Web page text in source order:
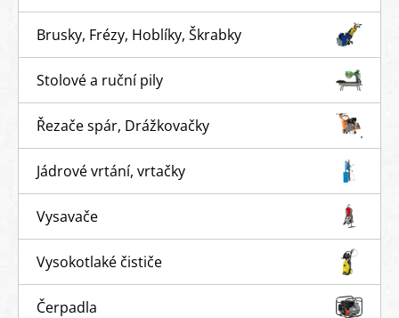
Brusky, Frézy, Hoblíky, Škrabky
Stolové a ruční pily
Řezače spár, Drážkovačky
Jádrové vrtání, vrtačky
Vysavače
Vysokotlaké čističe
Čerpadla